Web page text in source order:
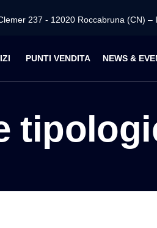
237 - 12020 Roccabruna (CN) –
PUNTI VENDITA NEWS &